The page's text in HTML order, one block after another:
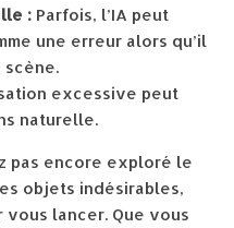
: Parfois, l’IA peut
une erreur alors qu’il
excessive peut
naturelle.
pas encore exploré le
objets indésirables,
vous lancer. Que vous